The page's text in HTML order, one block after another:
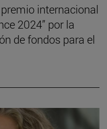
internacional
2024” por la
de fondos para el